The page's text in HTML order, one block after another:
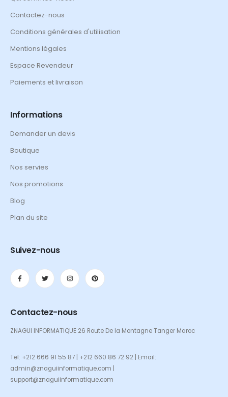
Contactez-nous
Conditions générales d'utilisation
Mentions légales
Espace Revendeur
Paiements et livraison
Informations
Demander un devis
Boutique
Nos servies
Nos promotions
Blog
Plan du site
Suivez-nous
Contactez-nous
ZNAGUI INFORMATIQUE 26 Route De la Montagne Tanger Maroc
Tel: +212 666 91 55 87 | +212 660 86 72 92 | Email:
admin@znaguiinformatique.com |
support@znaguiinformatique.com